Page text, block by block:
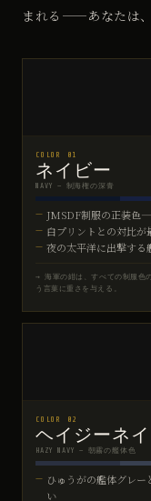
まれる——あなたは、
COLOR 01
ネイビー
NAVY — 制海権の深青
JMSDF制服の正装色
白プリントとの対比
夜の太平洋に出撃する
→ 海軍の紺は、すべての制服色
う言葉に重さを与える。
COLOR 02
ヘイジーネ
HAZY NAVY — 朝霧の艦体色
ひゅうがの艦体グレ
い